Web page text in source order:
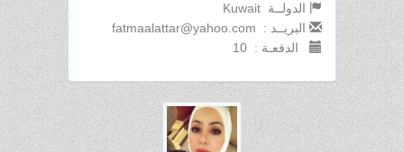
الدولــة Kuwait
البريــد : fatmaalattar@yahoo.com
الدفعـة : 10